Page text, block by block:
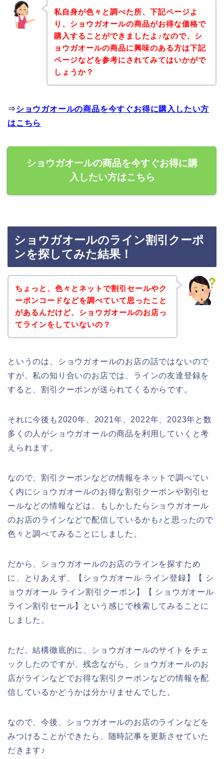
私自身が色々と調べた所、下記ページよ
り、ショウガオールの商品がお得な価格で
購入することができましたよ♪なので、シ
ョウガオールの商品に興味のある方は下記
ページなどを参考にされてみてはいかがで
しょうか？
⇒ショウガオールの商品を今すぐお得に購入したい方
はこちら
ショウガオールの商品を今すぐお得に購
入したい方はこちら
ショウガオールのライン割引クーポ
ンを探してみた結果！
ちょっと、色々とネットで割引セールやク
ーポンコードなどを調べていて思ったこと
があるんだけど、ショウガオールのお店っ
てラインをしていないの？
というのは、ショウガオールのお店の話ではないので
すが、私の知り合いのお店では、ラインの友達登録を
すると、割引クーポンが送られてくるからです。
それに今後も2020年、2021年、2022年、2023年と数
多くの人がショウガオールの商品を利用していくと考
えられます。
なので、割引クーポンなどの情報をネットで調べてい
く内にショウガオールのお得な割引クーポンや割引セ
ールなどの情報などは、もしかしたらショウガオール
のお店のラインなどで配信しているかも♪と思ったので
色々と調べてみることにしました。
だから、ショウガオールのお店のラインを探すため
に、とりあえず、【ショウガオール ライン登録】【 シ
ョウガオール ライン割引クーポン】【 ショウガオール
ライン割引セール】という感じで検索してみることに
しました。
ただ、結構徹底的に、ショウガオールのサイトをチェ
ックしたのですが、残念ながら、ショウガオールのお
店がラインなどでお得な割引クーポンなどの情報を配
信しているかどうかは分かりませんでした。
なので、今後、ショウガオールのお店のラインなどを
みつけることができたら、随時記事を更新させていた
だきます♪